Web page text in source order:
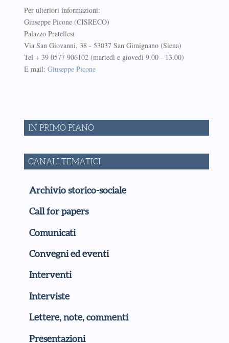
Per ulteriori informazioni:
Giuseppe Picone (CISRECO)
Palazzo Pratellesi
Via San Giovanni, 38 - 53037 San Gimignano (Siena)
Tel + 39 0577 906102 (martedì e giovedì 9.00 - 13.00)
E mail: Giuseppe Picone
IN PRIMO PIANO
CANALI TEMATICI
Archivio storico-sociale
Call for papers
Comunicati
Convegni ed eventi
Interventi
Interviste
Lettere, note, commenti
Presentazioni